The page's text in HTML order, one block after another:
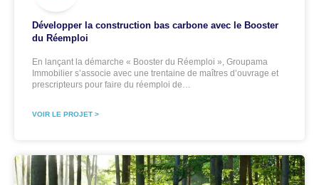
Développer la construction bas carbone avec le Booster
du Réemploi
En lançant la démarche « Booster du Réemploi », Groupama
Immobilier s’associe avec une trentaine de maîtres d’ouvrage et
prescripteurs pour faire du réemploi de…
VOIR LE PROJET >